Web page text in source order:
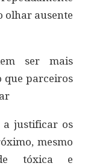
olhar ausente
ser mais
que parceiros
a justificar os
mesmo
tóxica e